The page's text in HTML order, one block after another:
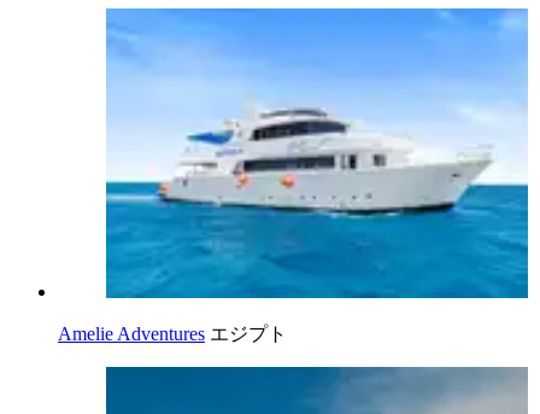
Amelie Adventures エジプト